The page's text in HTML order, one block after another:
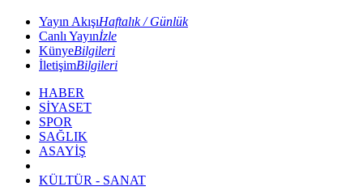
Yayın AkışıHaftalık / Günlük
Canlı Yayınİzle
KünyeBilgileri
İletişimBilgileri
HABER
SİYASET
SPOR
SAĞLIK
ASAYİŞ
KÜLTÜR - SANAT